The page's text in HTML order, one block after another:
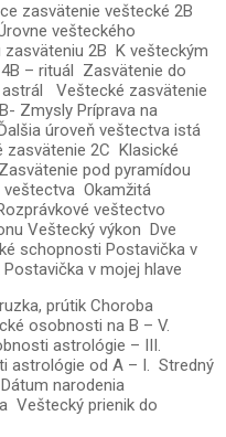
zasvätenie veštecké 2B
vešteckého
2B K vešteckým
– rituál Zasvätenie do
Veštecké zasvätenie
Zmysly Príprava na
úroveň veštectva istá
2C Klasické
pod pyramídou
veštectva Okamžitá
veštectvo
Veštecký výkon Dve
schopnosti Postavička v
v mojej hlave
prútik Choroba
osobnosti na B – V.
astrológie – III.
astrológie od A – I. Stredný
narodenia
Veštecký prienik do